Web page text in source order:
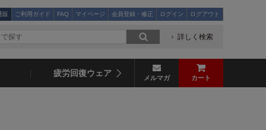
販 ご利用ガイド FAQ マイページ 会員登録・修正 ログイン ログアウト
詳しく検索
疲労回復ウェア メルマガ カート